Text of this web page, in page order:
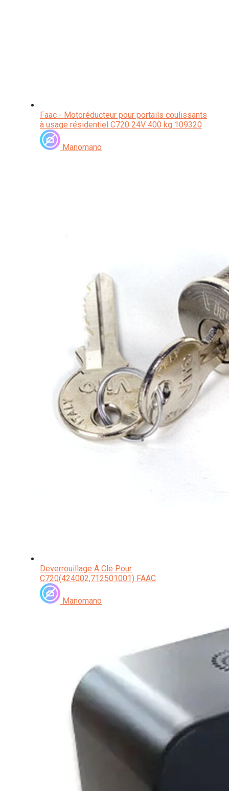
Faac - Motoréducteur pour portails coulissants
à usage résidentiel C720 24V 400 kg 109320
Manomano
Deverrouillage A Cle Pour
C720(424002,712501001) FAAC
Manomano